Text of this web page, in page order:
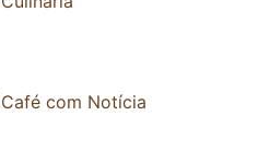
Café com Notícia